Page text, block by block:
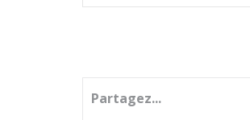
Partagez...